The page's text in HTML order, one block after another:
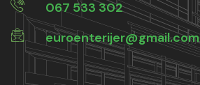
067 533 302
euroenterijer@gmail.com